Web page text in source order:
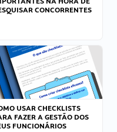
CONCORRENTES
USAR CHECKLISTS
FAZER A GESTÃO DOS
FUNCIONÁRIOS